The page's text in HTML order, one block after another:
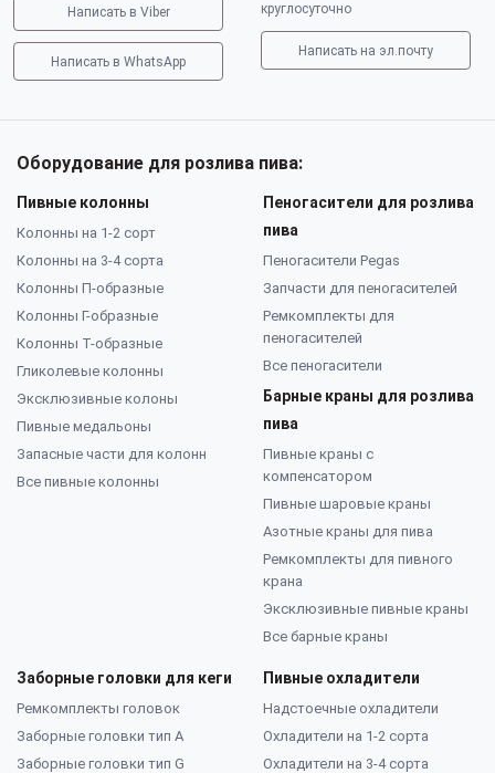
Написать в Viber
Написать в WhatsApp
круглосуточно
Написать на эл.почту
Оборудование для розлива пива:
Пивные колонны
Колонны на 1-2 сорт
Колонны на 3-4 сорта
Колонны П-образные
Колонны Г-образные
Колонны Т-образные
Гликолевые колонны
Эксклюзивные колоны
Пивные медальоны
Запасные части для колонн
Все пивные колонны
Пеногасители для розлива
пива
Пеногасители Pegas
Запчасти для пеногасителей
Ремкомплекты для
пеногасителей
Все пеногасители
Барные краны для розлива
пива
Пивные краны с
компенсатором
Пивные шаровые краны
Азотные краны для пива
Ремкомплекты для пивного
крана
Эксклюзивные пивные краны
Все барные краны
Заборные головки для кеги
Ремкомплекты головок
Заборные головки тип А
Заборные головки тип G
Пивные охладители
Надстоечные охладители
Охладители на 1-2 сорта
Охладители на 3-4 сорта